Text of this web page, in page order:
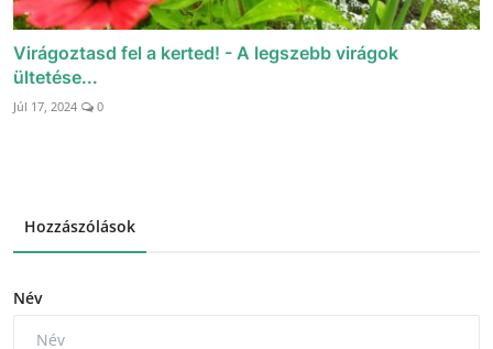
Virágoztasd fel a kerted! - A legszebb virágok
ültetése...
Júl 17, 2024 0
Hozzászólások
Név